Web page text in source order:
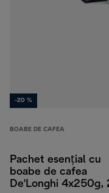
-20 %
BOABE DE CAFEA
Pachet esențial cu
boabe de cafea
De'Longhi 4x250g,